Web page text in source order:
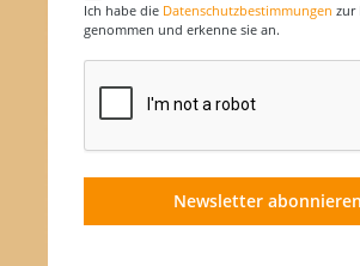
Ich habe die Datenschutzbestimmungen zur
genommen und erkenne sie an.
Newsletter abonnieren